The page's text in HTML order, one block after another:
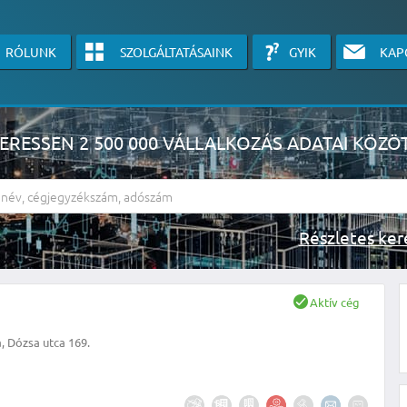
RÓLUNK SZOLGÁLTATÁSAINK GYIK
2 500 000 VÁLLALKOZÁS ADATAI
számára érhető el, használatához kérjük jelentkezzen be, vagy
Dózsa utca 169.
Aktív cég